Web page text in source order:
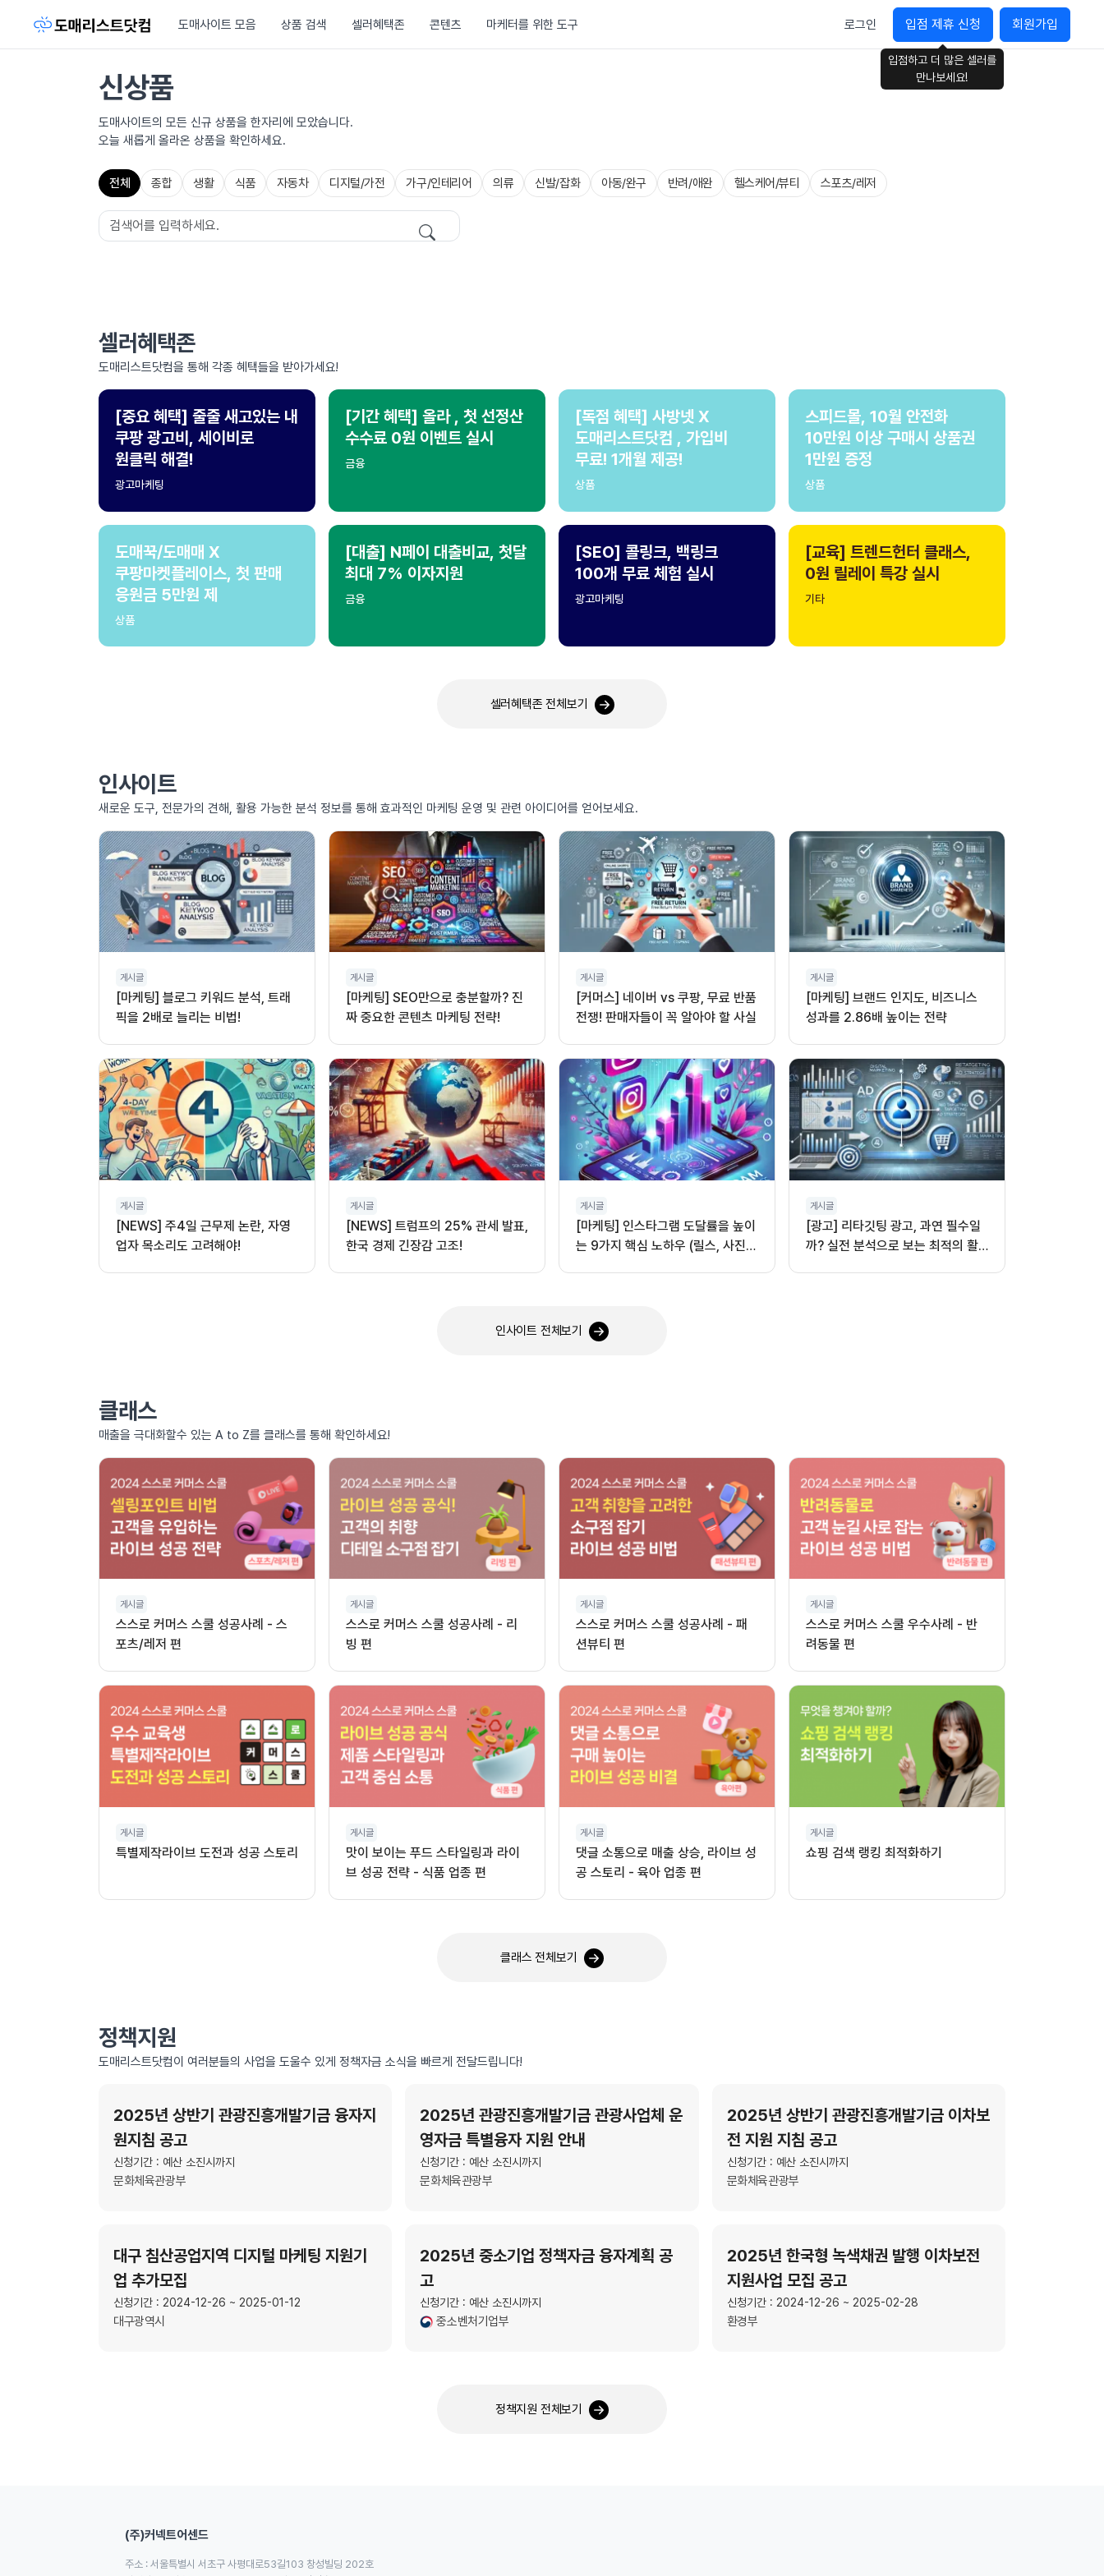
도매사이트 모음 상품 검색 셀러혜택존 콘텐츠 마케터를 위한 도구 로그인 입점 제휴 신청
입점하고 더 많은 셀러를
만나보세요!
회원가입
신상품
도매사이트의 모든 신규 상품을 한자리에 모았습니다.
오늘 새롭게 올라온 상품을 확인하세요.
전체 종합 생활 식품 자동차 디지털/가전 가구/인테리어 의류 신발/잡화 아동/완구 반려/애완 헬스케어/뷰티 스포츠/레저
셀러혜택존
도매리스트닷컴을 통해 각종 혜택들을 받아가세요!
[중요 혜택] 줄줄 새고있는 내
쿠팡 광고비, 세이비로
원클릭 해결!
광고마케팅
[기간 혜택] 올라 , 첫 선정산
수수료 0원 이벤트 실시
금융
[독점 혜택] 사방넷 X
도매리스트닷컴 , 가입비
무료! 1개월 제공!
상품
스피드몰, 10월 안전화
10만원 이상 구매시 상품권
1만원 증정
상품
도매꾹/도매매 X
쿠팡마켓플레이스, 첫 판매
응원금 5만원 제
상품
[대출] N페이 대출비교, 첫달
최대 7% 이자지원
금융
[SEO] 콜링크, 백링크
100개 무료 체험 실시
광고마케팅
[교육] 트렌드헌터 클래스,
0원 릴레이 특강 실시
기타
셀러혜택존 전체보기
인사이트
새로운 도구, 전문가의 견해, 활용 가능한 분석 정보를 통해 효과적인 마케팅 운영 및 관련 아이디어를 얻어보세요.
게시글
[마케팅] 블로그 키워드 분석, 트래
픽을 2배로 늘리는 비법!
게시글
[마케팅] SEO만으로 충분할까? 진
짜 중요한 콘텐츠 마케팅 전략!
게시글
[커머스] 네이버 vs 쿠팡, 무료 반품
전쟁! 판매자들이 꼭 알아야 할 사실
게시글
[마케팅] 브랜드 인지도, 비즈니스
성과를 2.86배 높이는 전략
게시글
[NEWS] 주4일 근무제 논란, 자영
업자 목소리도 고려해야!
게시글
[NEWS] 트럼프의 25% 관세 발표,
한국 경제 긴장감 고조!
게시글
[마케팅] 인스타그램 도달률을 높이
는 9가지 핵심 노하우 (릴스, 사진,
게시글
[광고] 리타깃팅 광고, 과연 필수일
까? 실전 분석으로 보는 최적의 활
인사이트 전체보기
클래스
매출을 극대화할수 있는 A to Z를 클래스를 통해 확인하세요!
게시글
스스로 커머스 스쿨 성공사례 - 스
포츠/레저 편
게시글
스스로 커머스 스쿨 성공사례 - 리
빙 편
게시글
스스로 커머스 스쿨 성공사례 - 패
션뷰티 편
게시글
스스로 커머스 스쿨 우수사례 - 반
려동물 편
게시글
특별제작라이브 도전과 성공 스토리
게시글
맛이 보이는 푸드 스타일링과 라이
브 성공 전략 - 식품 업종 편
게시글
댓글 소통으로 매출 상승, 라이브 성
공 스토리 - 육아 업종 편
게시글
쇼핑 검색 랭킹 최적화하기
클래스 전체보기
정책지원
도매리스트닷컴이 여러분들의 사업을 도울수 있게 정책자금 소식을 빠르게 전달드립니다!
2025년 상반기 관광진흥개발기금 융자지
원지침 공고
신청기간 : 예산 소진시까지
문화체육관광부
2025년 관광진흥개발기금 관광사업체 운
영자금 특별융자 지원 안내
신청기간 : 예산 소진시까지
문화체육관광부
2025년 상반기 관광진흥개발기금 이차보
전 지원 지침 공고
신청기간 : 예산 소진시까지
문화체육관광부
대구 침산공업지역 디지털 마케팅 지원기
업 추가모집
신청기간 : 2024-12-26 ~ 2025-01-12
대구광역시
2025년 중소기업 정책자금 융자계획 공
고
신청기간 : 예산 소진시까지
중소벤처기업부
2025년 한국형 녹색채권 발행 이차보전
지원사업 모집 공고
신청기간 : 2024-12-26 ~ 2025-02-28
환경부
정책지원 전체보기
(주)커넥트어센드
주소 : 서울특별시 서초구 사평대로53길103 창성빌딩 202호